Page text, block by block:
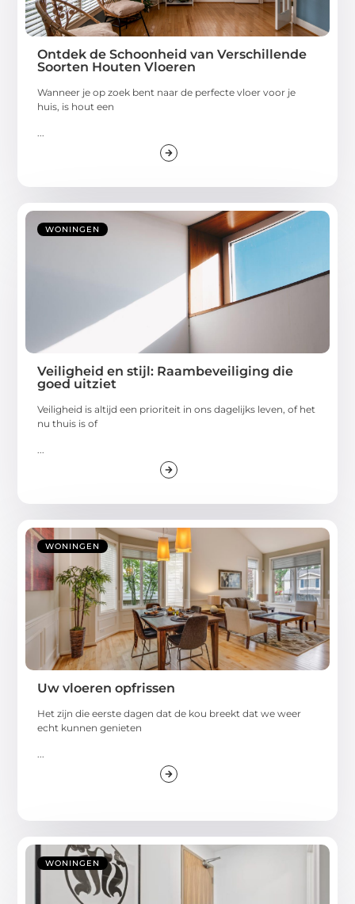
Ontdek de Schoonheid van Verschillende
Soorten Houten Vloeren
Wanneer je op zoek bent naar de perfecte vloer voor je
huis, is hout een
WONINGEN
Veiligheid en stijl: Raambeveiliging die
goed uitziet
Veiligheid is altijd een prioriteit in ons dagelijks leven, of het
nu thuis is of
WONINGEN
Uw vloeren opfrissen
Het zijn die eerste dagen dat de kou breekt dat we weer
echt kunnen genieten
WONINGEN